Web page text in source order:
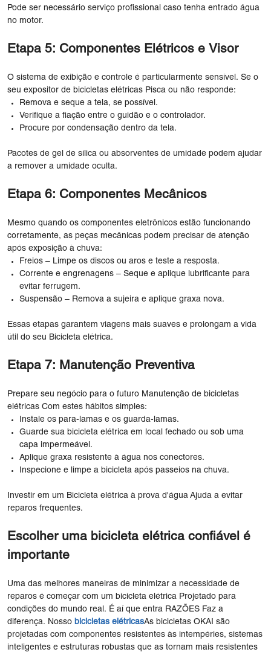
Pode ser necessário serviço profissional caso tenha entrado água
no motor.
Etapa 5: Componentes Elétricos e Visor
O sistema de exibição e controle é particularmente sensível. Se o
seu expositor de bicicletas elétricas Pisca ou não responde:
Remova e seque a tela, se possível.
Verifique a fiação entre o guidão e o controlador.
Procure por condensação dentro da tela.
Pacotes de gel de sílica ou absorventes de umidade podem ajudar
a remover a umidade oculta.
Etapa 6: Componentes Mecânicos
Mesmo quando os componentes eletrônicos estão funcionando
corretamente, as peças mecânicas podem precisar de atenção
após exposição à chuva:
Freios – Limpe os discos ou aros e teste a resposta.
Corrente e engrenagens – Seque e aplique lubrificante para
evitar ferrugem.
Suspensão – Remova a sujeira e aplique graxa nova.
Essas etapas garantem viagens mais suaves e prolongam a vida
útil do seu Bicicleta elétrica.
Etapa 7: Manutenção Preventiva
Prepare seu negócio para o futuro Manutenção de bicicletas
elétricas Com estes hábitos simples:
Instale os para-lamas e os guarda-lamas.
Guarde sua bicicleta elétrica em local fechado ou sob uma
capa impermeável.
Aplique graxa resistente à água nos conectores.
Inspecione e limpe a bicicleta após passeios na chuva.
Investir em um Bicicleta elétrica à prova d'água Ajuda a evitar
reparos frequentes.
Escolher uma bicicleta elétrica confiável é
importante
Uma das melhores maneiras de minimizar a necessidade de
reparos é começar com um bicicleta elétrica Projetado para
condições do mundo real. É aí que entra RAZÕES Faz a
diferença. Nosso bicicletas elétricasAs bicicletas OKAI são
projetadas com componentes resistentes às intempéries, sistemas
inteligentes e estruturas robustas que as tornam mais resistentes